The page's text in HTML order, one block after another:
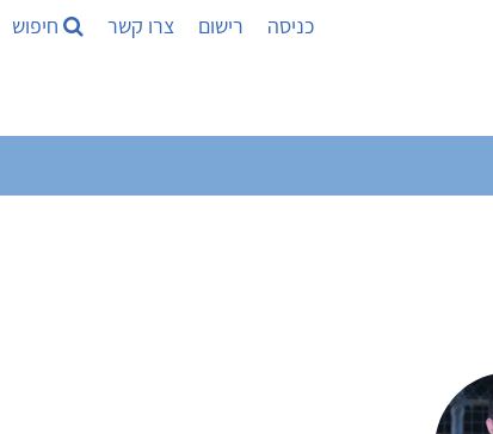
כניסה רישום צרו קשר חיפוש